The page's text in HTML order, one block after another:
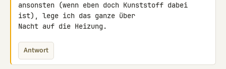
ansonsten (wenn eben doch Kunststoff dabei
ist), lege ich das ganze über
Nacht auf die Heizung.
Antwort